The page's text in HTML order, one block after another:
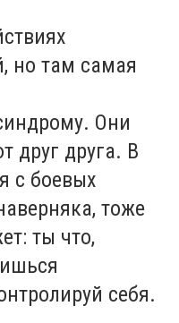
но там самая
Они
друг друга. В
с боевых
тоже
ты что,
себя.